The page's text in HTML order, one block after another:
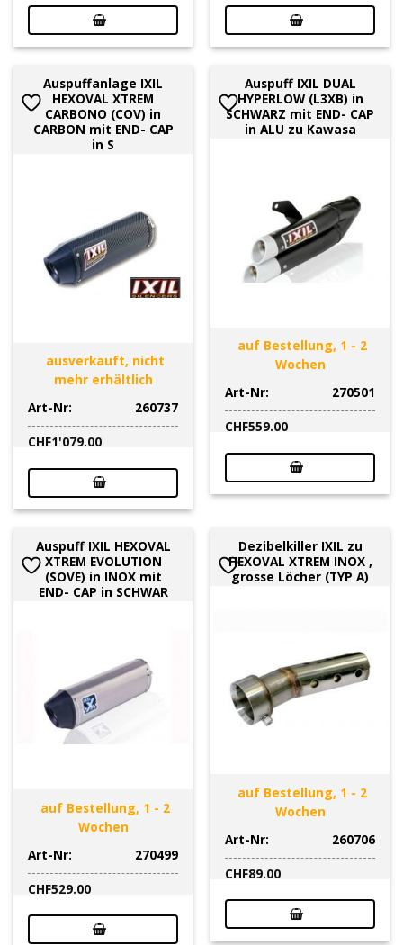
Auspuffanlage IXIL
HEXOVAL XTREM
CARBONO (COV) in
CARBON mit END- CAP
in S
ausverkauft, nicht
mehr erhältlich
Art-Nr:
260737
CHF1'079.00
Auspuff IXIL DUAL
HYPERLOW (L3XB) in
SCHWARZ mit END- CAP
in ALU zu Kawasa
auf Bestellung, 1 - 2
Wochen
Art-Nr:
270501
CHF559.00
Auspuff IXIL HEXOVAL
XTREM EVOLUTION
(SOVE) in INOX mit
END- CAP in SCHWAR
auf Bestellung, 1 - 2
Wochen
Art-Nr:
270499
CHF529.00
Dezibelkiller IXIL zu
HEXOVAL XTREM INOX ,
grosse Löcher (TYP A)
auf Bestellung, 1 - 2
Wochen
Art-Nr:
260706
CHF89.00